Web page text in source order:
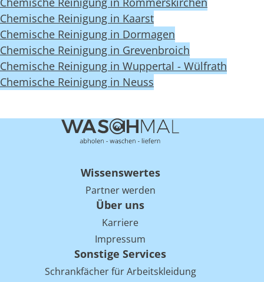
Chemische Reinigung in Kaarst
Chemische Reinigung in Dormagen
Chemische Reinigung in Grevenbroich
Chemische Reinigung in Wuppertal - Wülfrath
Chemische Reinigung in Neuss
Wissenswertes
Partner werden
Über uns
Karriere
Impressum
Sonstige Services
Schrankfächer für Arbeitskleidung